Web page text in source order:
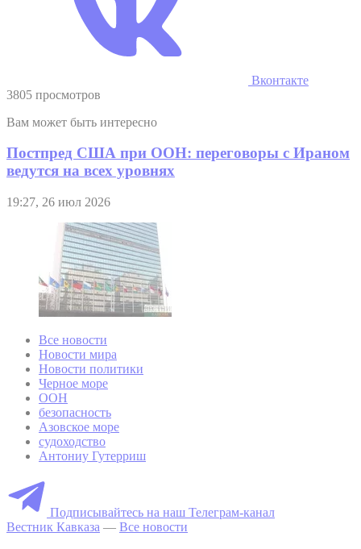
Вконтакте
3805 просмотров
Вам может быть интересно
Постпред США при ООН: переговоры с Ираном
ведутся на всех уровнях
19:27, 26 июл 2026
Все новости
Новости мира
Новости политики
Черное море
ООН
безопасность
Азовское море
судоходство
Антониу Гутерриш
Подписывайтесь на наш Телеграм-канал
Вестник Кавказа — Все новости